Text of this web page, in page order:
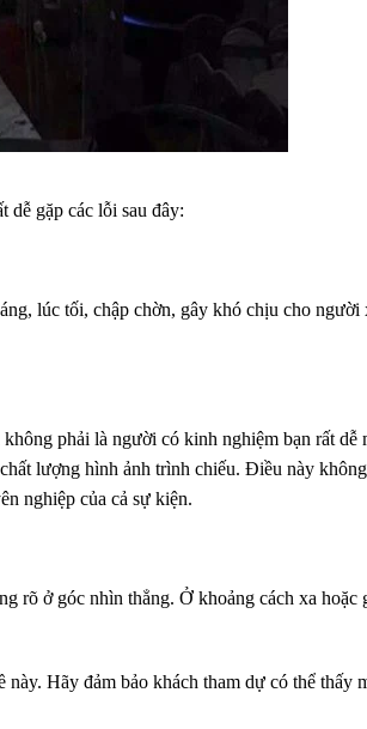
gặp các lỗi sau đây:
lúc tối, chập chờn, gây khó chịu cho người
phải là người có kinh nghiệm bạn rất dễ
lượng hình ảnh trình chiếu. Điều này
nghiệp của cả sự kiện.
rõ ở góc nhìn thẳng. Ở khoảng cách xa hoặc
Hãy đảm bảo khách tham dự có thể thấy